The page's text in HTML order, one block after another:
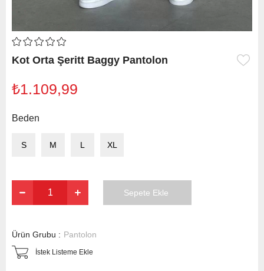
Kot Orta Şeritt Baggy Pantolon
₺1.109,99
Beden
S M L XL
Ürün Grubu : Pantolon
İstek Listeme Ekle